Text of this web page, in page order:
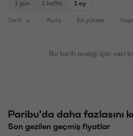
1 gün 1 hafta 1 ay
Tarih Açılış En yüksek
Bu tarih aralığı için veri
Paribu'da daha fazlasını
Son gezilen geçmiş fiyatlar